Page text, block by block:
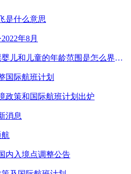
是什么意思
年8月
网上购买机票，机票婴儿和儿童的年龄范围是怎么界定的？
国际航班计划
政策和国际航班计划出炉
消息
内入境点调整公告